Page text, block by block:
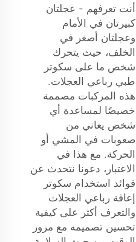
أنت تعرفهم - عجلتان
كبيرتان في الأمام
وعجلتان أصغر في
الخلف، حيث يتحرك
شخص ما على سكوتر
طبي رباعي العجلات.
هذه المركبات مصممة
خصيصًا لمساعدة أي
شخص يعاني من
صعوبات في المشي أو
الحركة. مع هذا في
الاعتبار، دعونا نتحدث عن
فوائد استخدام سكوتر
إعاقة رباعي العجلات
والتعرف أكثر على كيفية
تحسين تصميمه مع مرور